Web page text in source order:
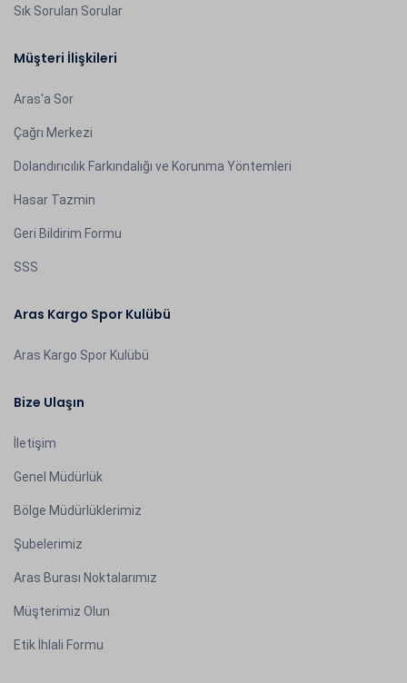
Sık Sorulan Sorular
Müşteri İlişkileri
Aras'a Sor
Çağrı Merkezi
Dolandırıcılık Farkındalığı ve Korunma Yöntemleri
Hasar Tazmin
Geri Bildirim Formu
SSS
Aras Kargo Spor Kulübü
Aras Kargo Spor Kulübü
Bize Ulaşın
İletişim
Genel Müdürlük
Bölge Müdürlüklerimiz
Şubelerimiz
Aras Burası Noktalarımız
Müşterimiz Olun
Etik İhlali Formu